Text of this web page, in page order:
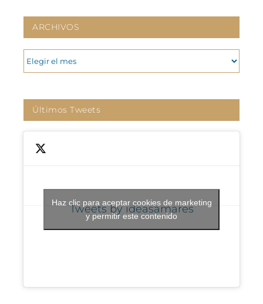
ARCHIVOS
ARCHIVOS
Últimos Tweets
Tweets by ideasamares
Haz clic para aceptar cookies de marketing
y permitir este contenido